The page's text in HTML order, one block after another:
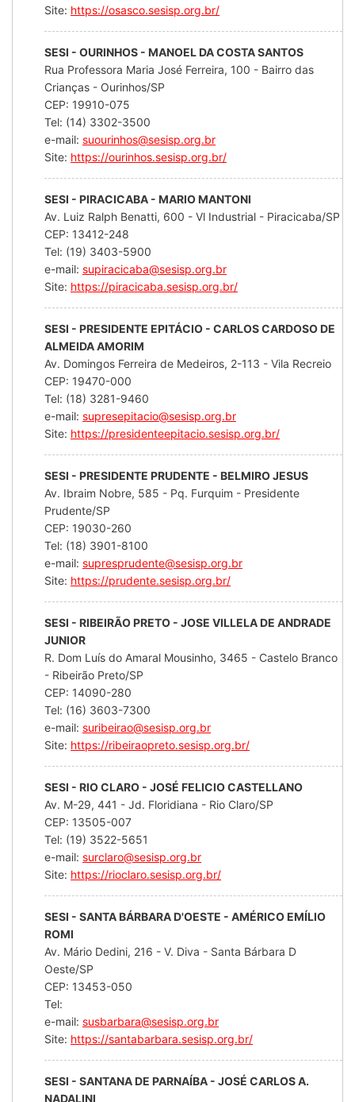
Site: https://osasco.sesisp.org.br/
SESI - OURINHOS - MANOEL DA COSTA SANTOS
Rua Professora Maria José Ferreira, 100 - Bairro das
Crianças - Ourinhos/SP
CEP: 19910-075
Tel: (14) 3302-3500
e-mail: suourinhos@sesisp.org.br
Site: https://ourinhos.sesisp.org.br/
SESI - PIRACICABA - MARIO MANTONI
Av. Luiz Ralph Benatti, 600 - Vl Industrial - Piracicaba/SP
CEP: 13412-248
Tel: (19) 3403-5900
e-mail: supiracicaba@sesisp.org.br
Site: https://piracicaba.sesisp.org.br/
SESI - PRESIDENTE EPITÁCIO - CARLOS CARDOSO DE
ALMEIDA AMORIM
Av. Domingos Ferreira de Medeiros, 2-113 - Vila Recreio
CEP: 19470-000
Tel: (18) 3281-9460
e-mail: supresepitacio@sesisp.org.br
Site: https://presidenteepitacio.sesisp.org.br/
SESI - PRESIDENTE PRUDENTE - BELMIRO JESUS
Av. Ibraim Nobre, 585 - Pq. Furquim - Presidente
Prudente/SP
CEP: 19030-260
Tel: (18) 3901-8100
e-mail: supresprudente@sesisp.org.br
Site: https://prudente.sesisp.org.br/
SESI - RIBEIRÃO PRETO - JOSE VILLELA DE ANDRADE
JUNIOR
R. Dom Luís do Amaral Mousinho, 3465 - Castelo Branco
- Ribeirão Preto/SP
CEP: 14090-280
Tel: (16) 3603-7300
e-mail: suribeirao@sesisp.org.br
Site: https://ribeiraopreto.sesisp.org.br/
SESI - RIO CLARO - JOSÉ FELICIO CASTELLANO
Av. M-29, 441 - Jd. Floridiana - Rio Claro/SP
CEP: 13505-007
Tel: (19) 3522-5651
e-mail: surclaro@sesisp.org.br
Site: https://rioclaro.sesisp.org.br/
SESI - SANTA BÁRBARA D'OESTE - AMÉRICO EMÍLIO
ROMI
Av. Mário Dedini, 216 - V. Diva - Santa Bárbara D
Oeste/SP
CEP: 13453-050
Tel:
e-mail: susbarbara@sesisp.org.br
Site: https://santabarbara.sesisp.org.br/
SESI - SANTANA DE PARNAÍBA - JOSÉ CARLOS A.
NADALINI